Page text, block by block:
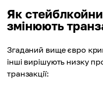
Як
змінюють
Згаданий вище євро
інші вирішують низку
транзакції: